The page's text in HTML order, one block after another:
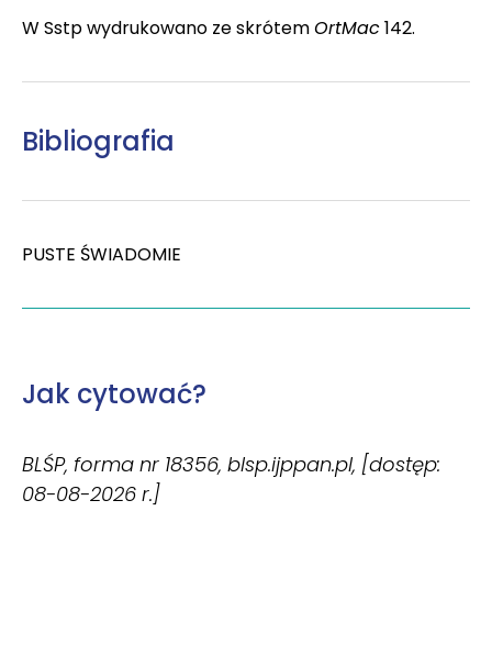
W Sstp wydrukowano ze skrótemOrtMac142.
Bibliografia
PUSTE ŚWIADOMIE
Jak cytować?
BLŚP, forma nr 18356, blsp.ijppan.pl, [dostęp:
08-08-2026 r.]